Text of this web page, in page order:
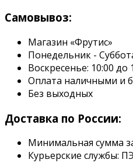
Самовывоз:
Магазин «Фрутис»
Понедельник -
Воскресенье: 10:00 до
Оплата наличными и
Без выходных
Доставка по России:
Минимальная сумма
Курьерские службы: